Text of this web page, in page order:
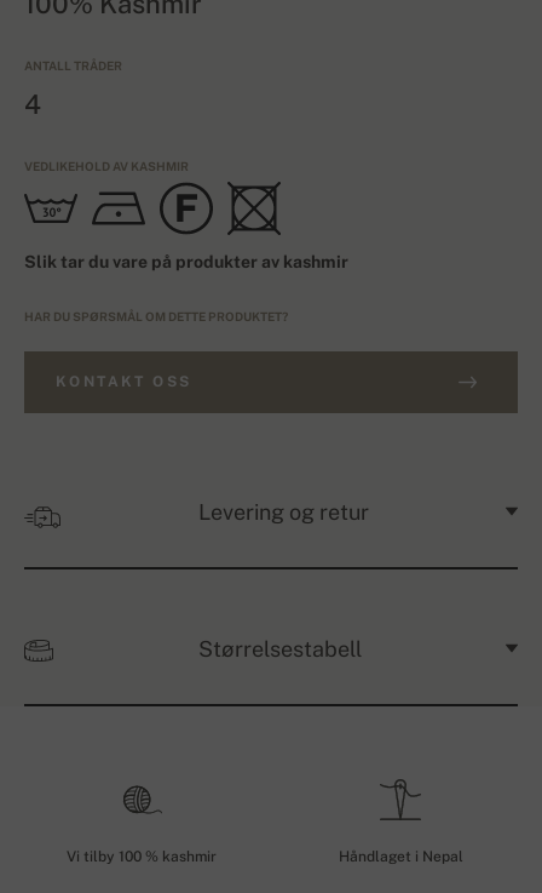
ANTALL TRÅDER
4
VEDLIKEHOLD AV KASHMIR
Slik tar du vare på produkter av kashmir
HAR DU SPØRSMÅL OM DETTE PRODUKTET?
KONTAKT OSS
Levering og retur
Størrelsestabell
Vi tilby 100 % kashmir Håndlaget i Nepal